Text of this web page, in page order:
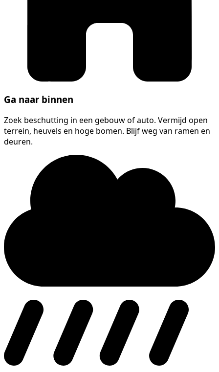
Ga naar binnen
Zoek beschutting in een gebouw of auto. Vermijd open
terrein, heuvels en hoge bomen. Blijf weg van ramen en
deuren.